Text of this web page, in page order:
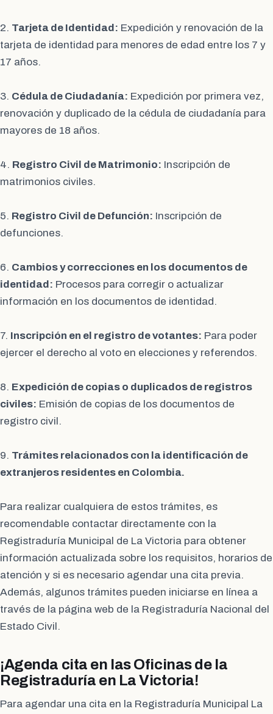
2. Tarjeta de Identidad: Expedición y renovación de la
tarjeta de identidad para menores de edad entre los 7 y
17 años.
3. Cédula de Ciudadanía: Expedición por primera vez,
renovación y duplicado de la cédula de ciudadanía para
mayores de 18 años.
4. Registro Civil de Matrimonio: Inscripción de
matrimonios civiles.
5. Registro Civil de Defunción: Inscripción de
defunciones.
6. Cambios y correcciones en los documentos de
identidad: Procesos para corregir o actualizar
información en los documentos de identidad.
7. Inscripción en el registro de votantes: Para poder
ejercer el derecho al voto en elecciones y referendos.
8. Expedición de copias o duplicados de registros
civiles: Emisión de copias de los documentos de
registro civil.
9. Trámites relacionados con la identificación de
extranjeros residentes en Colombia.
Para realizar cualquiera de estos trámites, es
recomendable contactar directamente con la
Registraduría Municipal de La Victoria para obtener
información actualizada sobre los requisitos, horarios de
atención y si es necesario agendar una cita previa.
Además, algunos trámites pueden iniciarse en línea a
través de la página web de la Registraduría Nacional del
Estado Civil.
¡Agenda cita en las Oficinas de la
Registraduría en La Victoria!
Para agendar una cita en la Registraduría Municipal La